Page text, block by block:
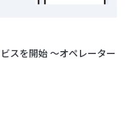
スを開始 ～オペレーター